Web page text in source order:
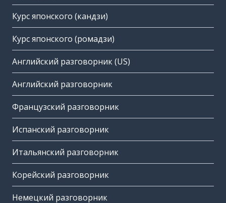
Курс японского (кандзи)
Курс японского (ромадзи)
Английский разговорник (US)
Английский разговорник
Французский разговорник
Испанский разговорник
Итальянский разговорник
Корейский разговорник
Немецкий разговорник